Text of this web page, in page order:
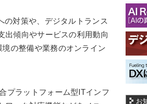
対策や、デジタルトランス
出傾向やサービスの利用動向
の整備や業務のオンライン
プラットフォーム型ITインフ
お